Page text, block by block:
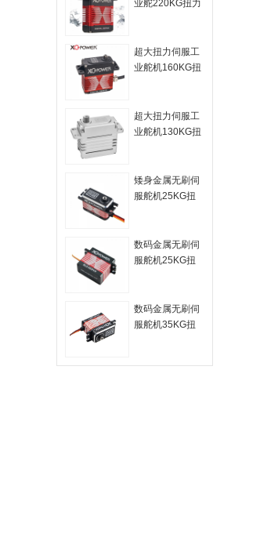
业舵220KG扭力
超大扭力伺服工
业舵机160KG扭
超大扭力伺服工
业舵机130KG扭
矮身金属无刷伺
服舵机25KG扭
精度 无人机舵机
数码金属无刷伺
服舵机25KG扭
精度 无人机舵机
数码金属无刷伺
服舵机35KG扭